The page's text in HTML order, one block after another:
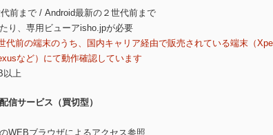
前まで / Android最新の２世代前まで
り、専用ビューアisho.jpが必要
前の端末のうち、国内キャリア経由で販売されている端末（
など）にて動作確認しています
以上
信サービス（買切型）
WEBブラウザによるアクセス参照